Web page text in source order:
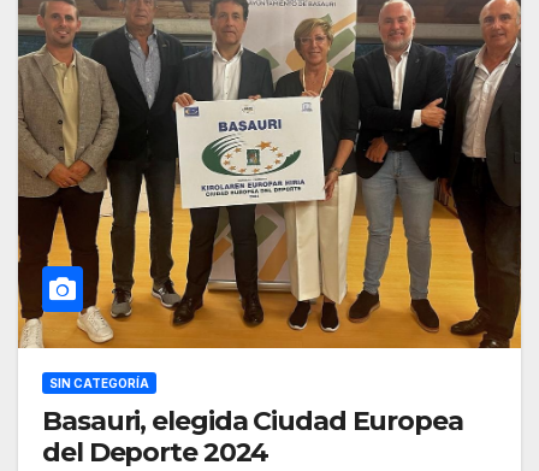
SIN CATEGORÍA
Basauri, elegida Ciudad Europea
del Deporte 2024